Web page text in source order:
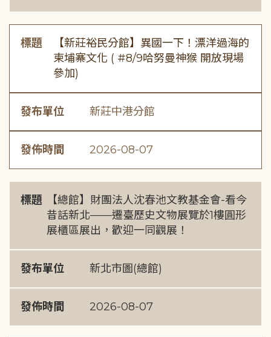
標題
【新莊裕民分館】異國一下！漂洋過海的
柬埔寨文化 ( #8/9哈努曼神猴 開放現場
參加)
發布單位 新莊中港分館
發佈時間 2026-08-07
標題
【總館】財團法人沈春池文教基金會-看今
昔話新北——遷臺歷史文物展覽於1樓圓形
展櫃區展出，歡迎一同觀展！
發布單位 新北市圖(總館)
發佈時間 2026-08-07